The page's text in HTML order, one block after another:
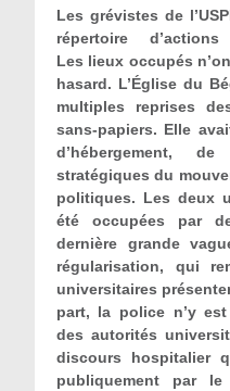
Les grévistes de
répertoire
Les lieux occupés
hasard. L’Église du
multiples reprises
sans-papiers. Elle
d’hébergement,
stratégiques du
politiques. Les deux
été occupées par
dernière grande
régularisation, qui
universitaires
part, la police n’y
des autorités
discours hospitalier
publiquement par